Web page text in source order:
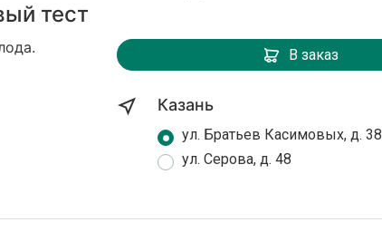
тест
В заказ
Казань
ул. Братьев Касимовых, д. 38
ул. Серова, д. 48